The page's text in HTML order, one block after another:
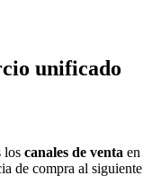
unificado
los canales de venta en
de compra al siguiente